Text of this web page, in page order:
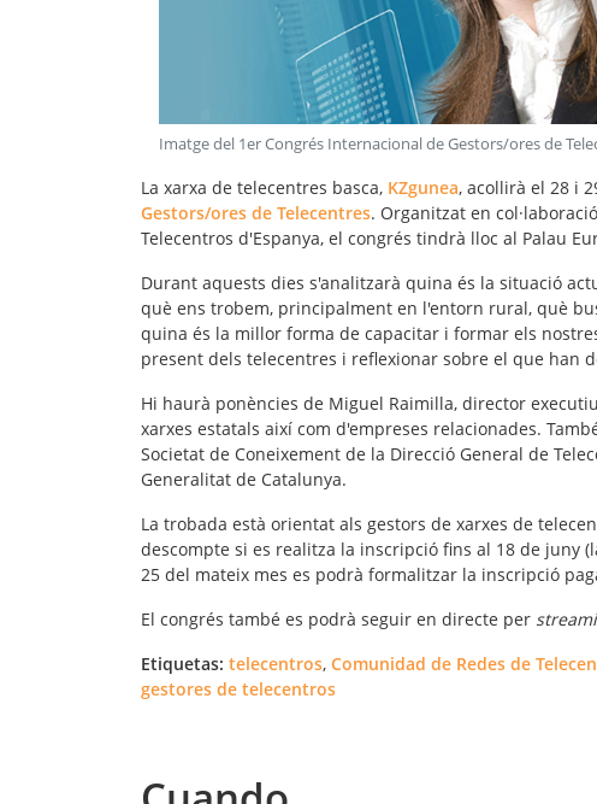
Imatge del 1er Congrés Internacional de Gestors/ores de
La xarxa de telecentres basca, KZgunea, acollirà el 28 i
Gestors/ores de Telecentres. Organitzat en
Telecentros d'Espanya, el congrés tindrà lloc al Palau
Durant aquests dies s'analitzarà quina és la situació
què ens trobem, principalment en l'entorn rural, què
quina és la millor forma de capacitar i formar els
present dels telecentres i reflexionar sobre el que han
Hi haurà ponències de Miguel Raimilla, director
xarxes estatals així com d'empreses relacionades.
Societat de Coneixement de la Direcció General de
Generalitat de Catalunya.
La trobada està orientat als gestors de xarxes de
descompte si es realitza la inscripció fins al 18 de juny
25 del mateix mes es podrà formalitzar la inscripció
El congrés també es podrà seguir en directe per
Etiquetas: telecentros, Comunidad de Redes de
gestores de telecentros